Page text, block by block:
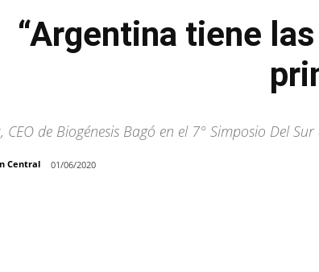
“Argentina tiene
CEO de Biogénesis Bagó en el 7° Simposio Del
Central 01/06/2020